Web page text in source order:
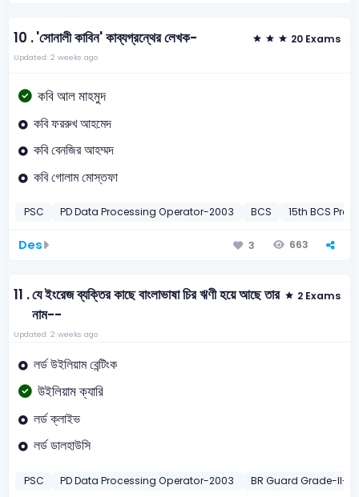
10 .'সোনালী কাবিন' কাব্যগ্রন্থের লেখক- 20 Exams
Updated: 2 weeks ago
কবি আল মাহমুদ
কবি ফররুখ আহমেদ
কবি বেনজির আহম্মদ
কবি গোলাম মোস্তফা
PSC PD Data Processing Operator-2003 BCS 15th BCS
Des 3 663
11 .যে ইংরেজ ব্যক্তির কাছে বাংলাভাষা চির ঋণী হয়ে আছে তার
নাম--
2 Exams
Updated: 2 weeks ago
লর্ড উইলিয়াম বেন্টিংক
উইলিয়াম ক্যারি
লর্ড ক্লাইভ
লর্ড ডালহাউসি
PSC PD Data Processing Operator-2003 BR Guard Grade-II-